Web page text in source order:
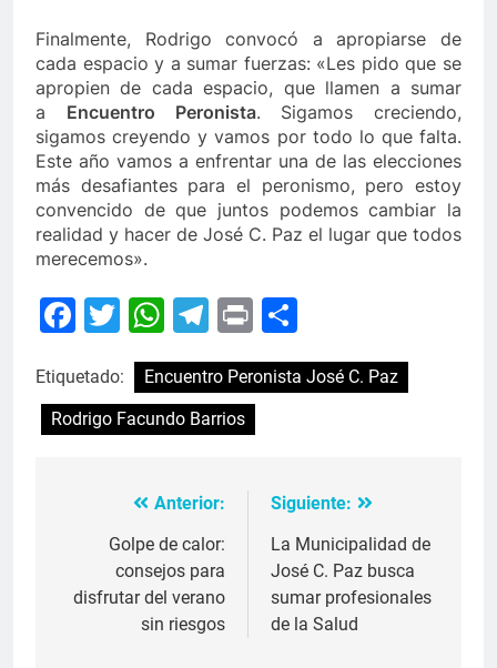
Finalmente, Rodrigo convocó a apropiarse de
cada espacio y a sumar fuerzas: «Les pido que se
apropien de cada espacio, que llamen a sumar
a Encuentro Peronista. Sigamos creciendo,
sigamos creyendo y vamos por todo lo que falta.
Este año vamos a enfrentar una de las elecciones
más desafiantes para el peronismo, pero estoy
convencido de que juntos podemos cambiar la
realidad y hacer de José C. Paz el lugar que todos
merecemos».
Facebook
Twitter
WhatsApp
Telegram
Print
Etiquetado:
Encuentro Peronista José C. Paz
Rodrigo Facundo Barrios
Navegación
entradas
Anterior:
Golpe de calor:
consejos para
disfrutar del verano
sin riesgos
Siguiente:
La Municipalidad de
José C. Paz busca
sumar profesionales
de la Salud